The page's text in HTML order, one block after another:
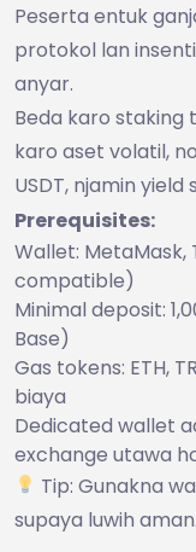
Peserta entuk
protokol lan
anyar.
Beda karo staking
karo aset volatil,
USDT, njamin yield
Prerequisites:
Wallet: MetaMask,
compatible)
Minimal deposit:
Base)
Gas tokens: ETH,
biaya
Dedicated wallet
exchange utawa
Tip: Gunakna
supaya luwih aman.